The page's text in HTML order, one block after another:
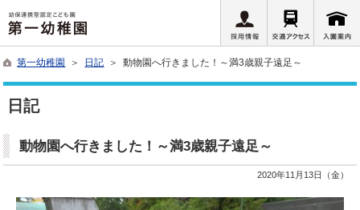
第一幼稚園 ＞ 日記 ＞ 動物園へ行きました！～満3歳親子遠足～
日記
動物園へ行きました！～満3歳親子遠足～
2020年11月13日（金）